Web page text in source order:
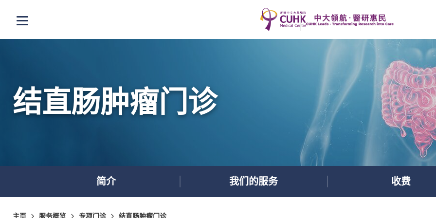
打开选单
结直肠肿瘤门诊
简介 我们的服务 收费
主页 服务概览 专项门诊 结直肠肿瘤门诊